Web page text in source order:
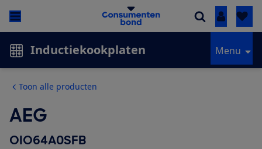
Inloggen
Inductiekookplaten Menu
Toon alle producten
AEG
OIO64A0SFB